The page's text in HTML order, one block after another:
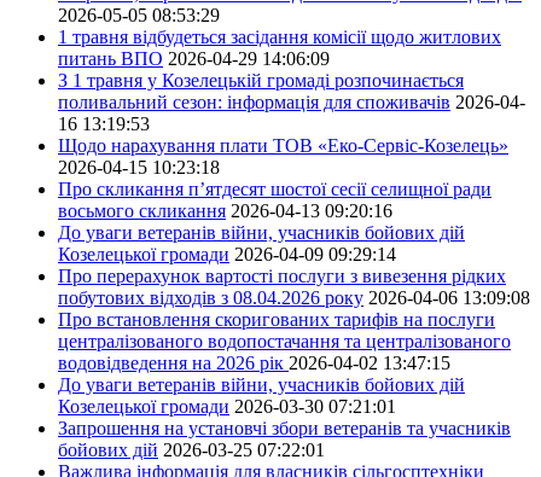
2026-05-05 08:53:29
1 травня відбудеться засідання комісії щодо житлових
питань ВПО 2026-04-29 14:06:09
З 1 травня у Козелецькій громаді розпочинається
поливальний сезон: інформація для споживачів 2026-04-
16 13:19:53
Щодо нарахування плати ТОВ «Еко-Сервіс-Козелець»
2026-04-15 10:23:18
Про скликання п’ятдесят шостої сесії селищної ради
восьмого скликання 2026-04-13 09:20:16
До уваги ветеранів війни, учасників бойових дій
Козелецької громади 2026-04-09 09:29:14
Про перерахунок вартості послуги з вивезення рідких
побутових відходів з 08.04.2026 року 2026-04-06 13:09:08
Про встановлення скоригованих тарифів на послуги
централізованого водопостачання та централізованого
водовідведення на 2026 рік 2026-04-02 13:47:15
До уваги ветеранів війни, учасників бойових дій
Козелецької громади 2026-03-30 07:21:01
Запрошення на установчі збори ветеранів та учасників
бойових дій 2026-03-25 07:22:01
Важлива інформація для власників сільгосптехніки